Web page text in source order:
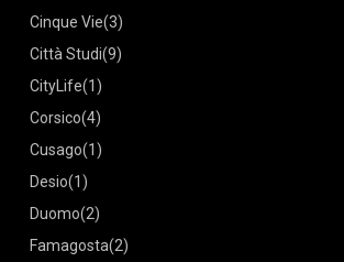
Cinque Vie(3)
Città Studi(9)
CityLife(1)
Corsico(4)
Cusago(1)
Desio(1)
Duomo(2)
Famagosta(2)